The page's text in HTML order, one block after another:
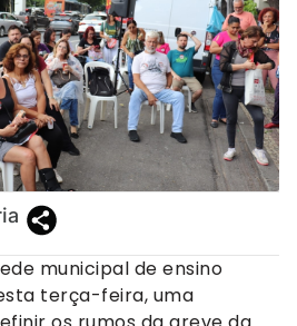
municipal de ensino
terça-feira, uma